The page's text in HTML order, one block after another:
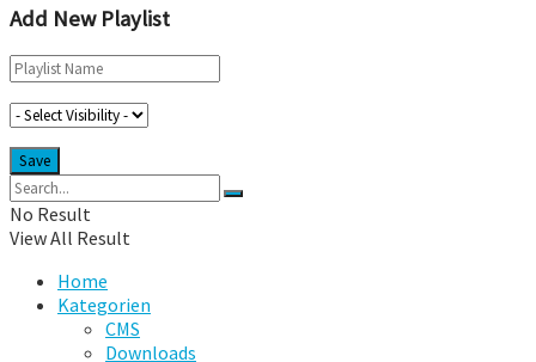
Add New Playlist
No Result
View All Result
Home
Kategorien
CMS
Downloads